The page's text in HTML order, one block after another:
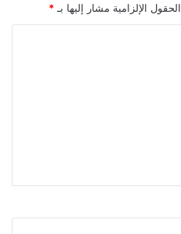
الحقول الإلزامية مشار إليها بـ *